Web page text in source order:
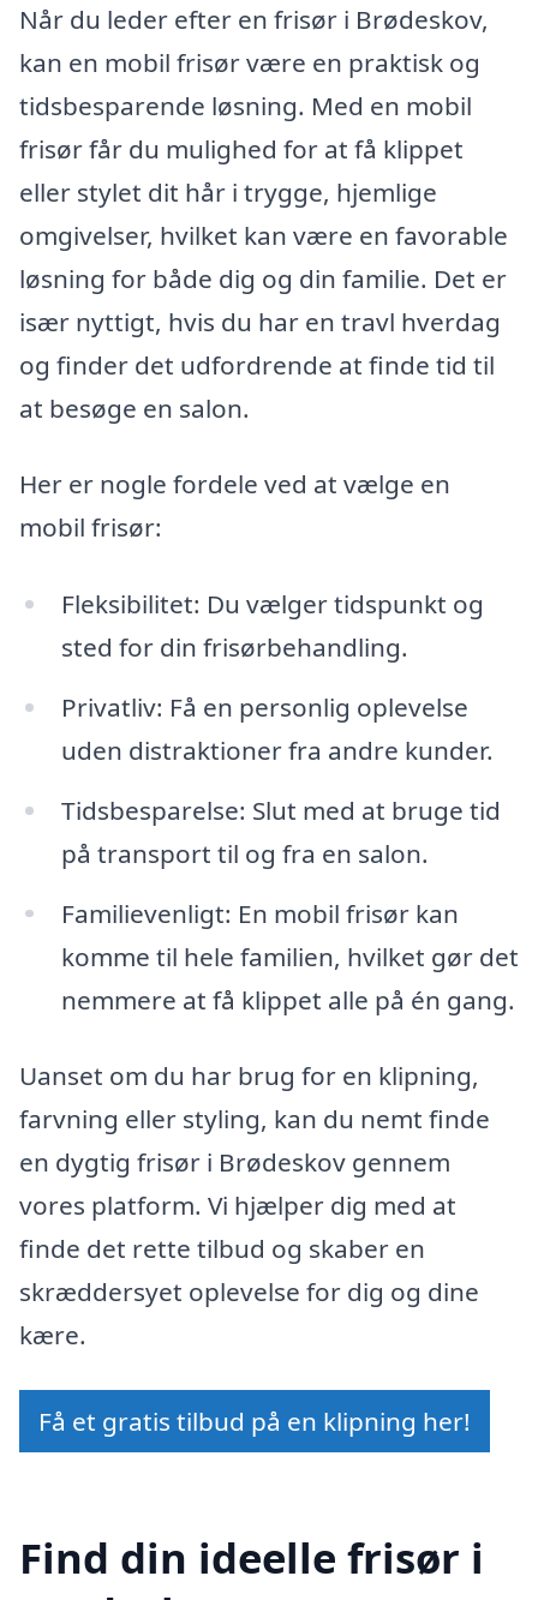
Når du leder efter en frisør i Brødeskov,
kan en mobil frisør være en praktisk og
tidsbesparende løsning. Med en mobil
frisør får du mulighed for at få klippet
eller stylet dit hår i trygge, hjemlige
omgivelser, hvilket kan være en favorable
løsning for både dig og din familie. Det er
især nyttigt, hvis du har en travl hverdag
og finder det udfordrende at finde tid til
at besøge en salon.
Her er nogle fordele ved at vælge en
mobil frisør:
Fleksibilitet: Du vælger tidspunkt og
sted for din frisørbehandling.
Privatliv: Få en personlig oplevelse
uden distraktioner fra andre kunder.
Tidsbesparelse: Slut med at bruge tid
på transport til og fra en salon.
Familievenligt: En mobil frisør kan
komme til hele familien, hvilket gør det
nemmere at få klippet alle på én gang.
Uanset om du har brug for en klipning,
farvning eller styling, kan du nemt finde
en dygtig frisør i Brødeskov gennem
vores platform. Vi hjælper dig med at
finde det rette tilbud og skaber en
skræddersyet oplevelse for dig og dine
kære.
Få et gratis tilbud på en klipning her!
Find din ideelle frisør i